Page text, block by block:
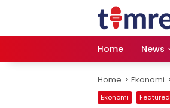
Home News
Home Ekonomi
Ekonomi Featured